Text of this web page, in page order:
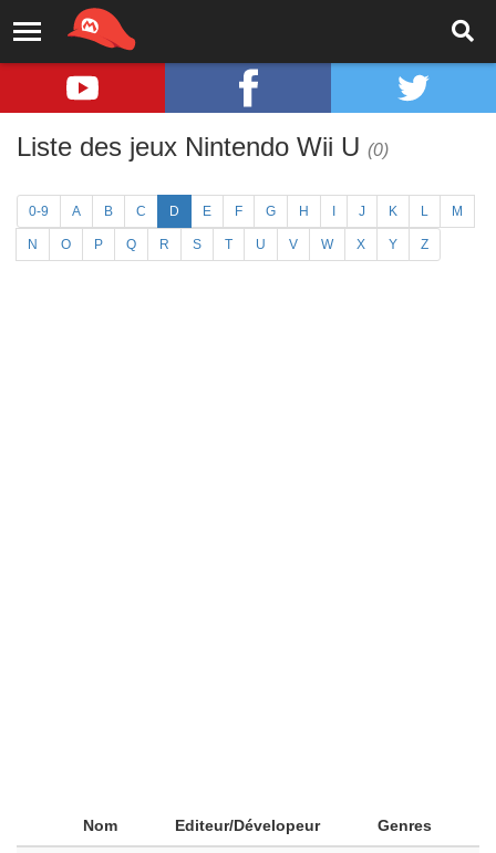
Liste des jeux Nintendo Wii U (0)
0-9 A B C D E F G H J K L M
N O P Q R S T U V W X Y Z
Nom Editeur/Dévelopeur Genres